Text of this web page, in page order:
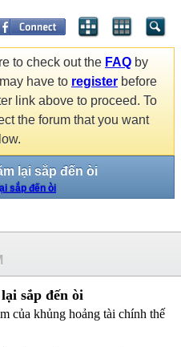
to check out the FAQ by
have to register before
link above to proceed. To
the forum that you want
lại sắp đến òi
sắp đến òi
sắp đến òi
của khủng hoảng tài chính thế